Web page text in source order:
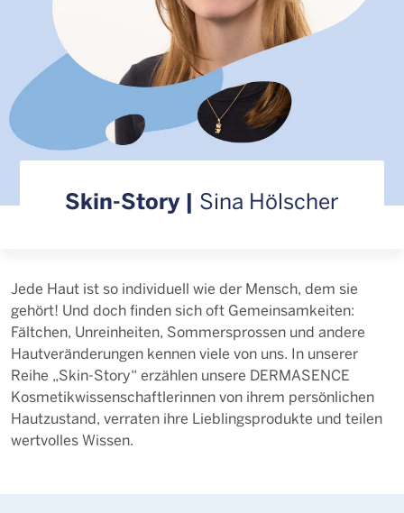
Skin-Story | Sina Hölscher
Jede Haut ist so individuell wie der Mensch, dem sie
gehört! Und doch finden sich oft Gemeinsamkeiten:
Fältchen, Unreinheiten, Sommersprossen und andere
Hautveränderungen kennen viele von uns. In unserer
Reihe „Skin-Story“ erzählen unsere DERMASENCE
Kosmetikwissenschaftlerinnen von ihrem persönlichen
Hautzustand, verraten ihre Lieblingsprodukte und teilen
wertvolles Wissen.